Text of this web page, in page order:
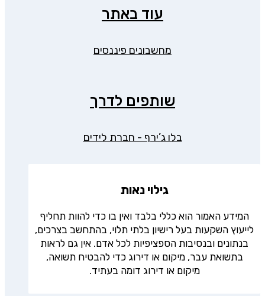
עוד באתר
מחשבונים פיננסים
שותפים לדרך
בלו ג’ירף - חברת לידים
גילוי נאות
המידע האמור הוא כללי בלבד ואין בו כדי להוות תחליף
לייעוץ השקעות בעל רישיון בלתי תלוי, בהתחשב בצרכים,
בנתונים ובנסיבות הספציפיות לכל אדם. אין גם לראות
בתשואת עבר, מיקום או דירוג כדי להבטיח תשואה,
מיקום או דירוג דומה בעתיד.